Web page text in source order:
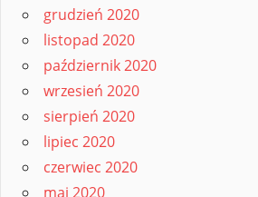
grudzień 2020
listopad 2020
październik 2020
wrzesień 2020
sierpień 2020
lipiec 2020
czerwiec 2020
maj 2020